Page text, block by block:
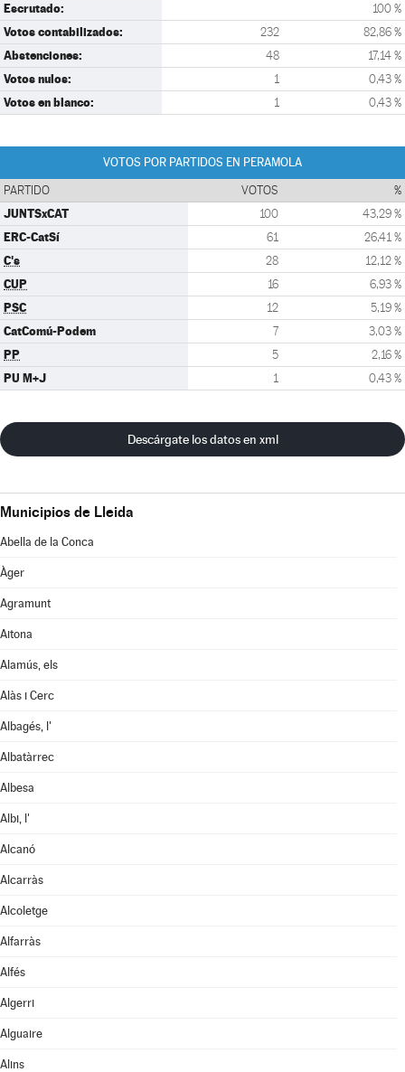
Escrutado: 100 %
Votos contabilizados: 232 82,86 %
Abstenciones: 48 17,14 %
Votos nulos: 1 0,43 %
Votos en blanco: 1 0,43 %
VOTOS POR PARTIDOS EN PERAMOLA
PARTIDO VOTOS %
JUNTSxCAT 100 43,29 %
ERC-CatSí 61 26,41 %
C's 28 12,12 %
CUP 16 6,93 %
PSC 12 5,19 %
CatComú-Podem 7 3,03 %
PP 5 2,16 %
PU M+J 1 0,43 %
Descárgate los datos en xml
Municipios de Lleida
Abella de la Conca
Àger
Agramunt
Aitona
Alamús, els
Alàs i Cerc
Albagés, l'
Albatàrrec
Albesa
Albi, l'
Alcanó
Alcarràs
Alcoletge
Alfarràs
Alfés
Algerri
Alguaire
Alins